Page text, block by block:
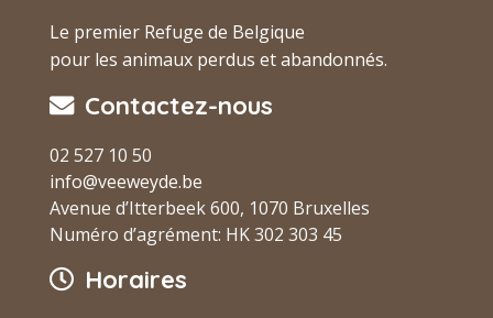
Le premier Refuge de Belgique
pour les animaux perdus et abandonnés.
Contactez-nous
02 527 10 50
info@veeweyde.be
Avenue d’Itterbeek 600, 1070 Bruxelles
Numéro d’agrément: HK 302 303 45
Horaires